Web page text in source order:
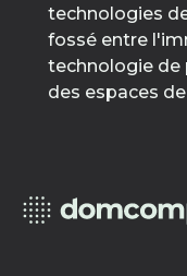
technologies
fossé entre
technologie de
des espaces